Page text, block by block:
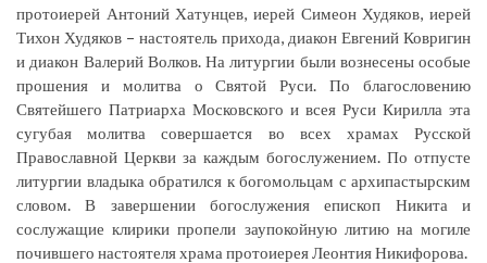
протоиерей Антоний Хатунцев, иерей Симеон Худяков, иерей
Тихон Худяков – настоятель прихода, диакон Евгений Ковригин
и диакон Валерий Волков. На литургии были вознесены особые
прошения и молитва о Святой Руси. По благословению
Святейшего Патриарха Московского и всея Руси Кирилла эта
сугубая молитва совершается во всех храмах Русской
Православной Церкви за каждым богослужением. По отпусте
литургии владыка обратился к богомольцам с архипастырским
словом. В завершении богослужения епископ Никита и
сослужащие клирики пропели заупокойную литию на могиле
почившего настоятеля храма протоиерея Леонтия Никифорова.